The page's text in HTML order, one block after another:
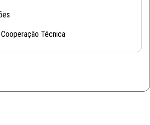
Técnica